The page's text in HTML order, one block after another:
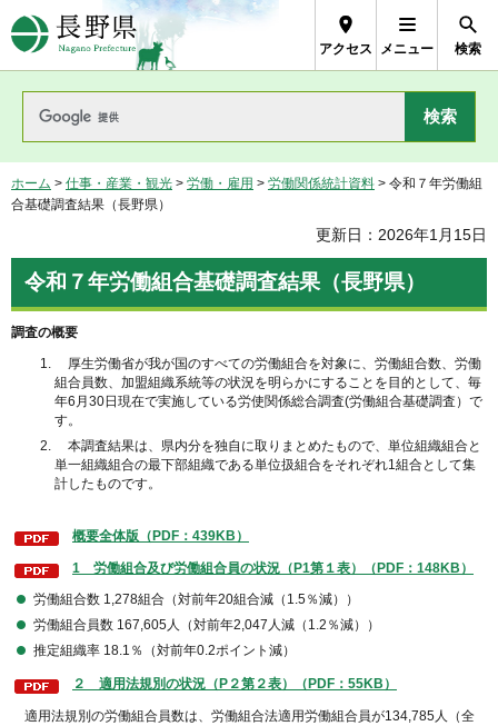
長野県Nagano Prefecture
アクセス メニュー 検索
ホーム > 仕事・産業・観光 > 労働・雇用 > 労働関係統計資料 > 令和７年労働組
合基礎調査結果（長野県）
更新日：2026年1月15日
令和７年労働組合基礎調査結果（長野県）
調査の概要
厚生労働省が我が国のすべての労働組合を対象に、労働組合数、労働
組合員数、加盟組織系統等の状況を明らかにすることを目的として、毎
年6月30日現在で実施している労使関係総合調査(労働組合基礎調査）で
す。
本調査結果は、県内分を独自に取りまとめたもので、単位組織組合と
単一組織組合の最下部組織である単位扱組合をそれぞれ1組合として集
計したものです。
概要全体版（PDF：439KB）
1 労働組合及び労働組合員の状況（P1第１表）（PDF：148KB）
労働組合数 1,278組合（対前年20組合減（1.5％減））
労働組合員数 167,605人（対前年2,047人減（1.2％減））
推定組織率 18.1％（対前年0.2ポイント減）
２ 適用法規別の状況（P２第２表）（PDF：55KB）
適用法規別の労働組合員数は、労働組合法適用労働組合員が134,785人（全